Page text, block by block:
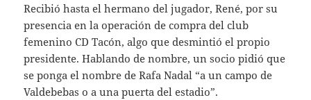
Recibió hasta el hermano del jugador, René, por su
presencia en la operación de compra del club
femenino CD Tacón, algo que desmintió el propio
presidente. Hablando de nombre, un socio pidió que
se ponga el nombre de Rafa Nadal “a un campo de
Valdebebas o a una puerta del estadio”.